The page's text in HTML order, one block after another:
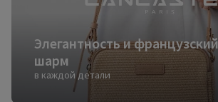
Элегантность и французский
шарм
в каждой детали